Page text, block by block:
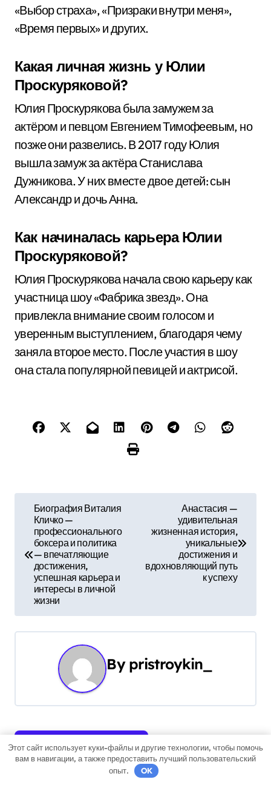
«Выбор страха», «Призраки внутри меня»,
«Время первых» и других.
Какая личная жизнь у Юлии
Проскуряковой?
Юлия Проскурякова была замужем за
актёром и певцом Евгением Тимофеевым, но
позже они развелись. В 2017 году Юлия
вышла замуж за актёра Станислава
Дужникова. У них вместе двое детей: сын
Александр и дочь Анна.
Как начиналась карьера Юлии
Проскуряковой?
Юлия Проскурякова начала свою карьеру как
участница шоу «Фабрика звезд». Она
привлекла внимание своим голосом и
уверенным выступлением, благодаря чему
заняла второе место. После участия в шоу
она стала популярной певицей и актрисой.
в
а
я
п
о
Биография Виталия
Кличко —
профессионального
боксера и политика
— впечатляющие
достижения,
успешная карьера и
интересы в личной
жизни
Анастасия —
удивительная
жизненная история,
уникальные
достижения и
вдохновляющий путь
к успеху
By pristroykin_
Связанные записи
Этот сайт использует куки-файлы и другие технологии, чтобы помочь
вам в навигации, а также предоставить лучший пользовательский
опыт.
OK